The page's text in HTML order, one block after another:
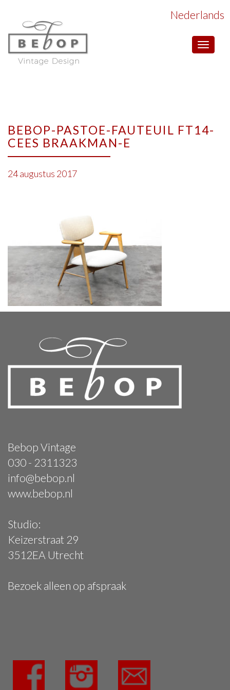
Toggle
Nederlands
BEBOP-PASTOE-FAUTEUIL FT14-
CEES BRAAKMAN-E
24 augustus 2017
Bebop Vintage
030 - 2311323
info@bebop.nl
www.bebop.nl
Studio:
Keizerstraat 29
3512EA Utrecht
Bezoek alleen op afspraak